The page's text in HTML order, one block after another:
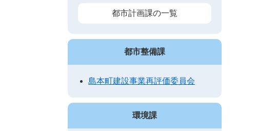
都市計画課の一覧
都市整備課
島本町建設事業再評価委員会
環境課